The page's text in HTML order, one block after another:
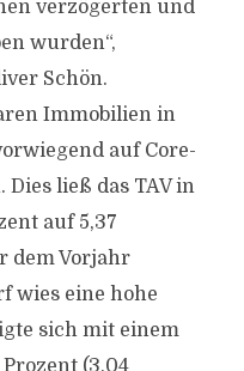
verzögerten und
wurden“,
Schön.
Immobilien in
auf Core-
ließ das TAV in
auf 5,37
dem Vorjahr
wies eine hohe
sich mit einem
(3,04